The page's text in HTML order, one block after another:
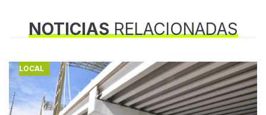
NOTICIASRELACIONADAS
LOCAL